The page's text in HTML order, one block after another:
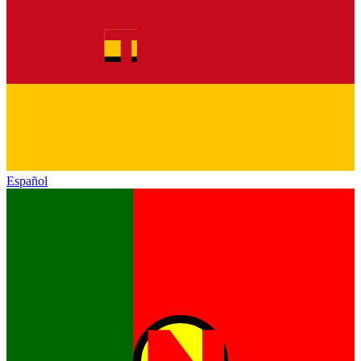
Español